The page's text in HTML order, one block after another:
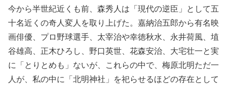
今から半世紀近くも前、森秀人は「現代の逆臣」として五
十名近くの奇人変人を取り上げた。嘉納治五郎から有名映
画俳優、プロ野球選手、太宰治や幸徳秋水、永井荷風、埴
谷雄高、正木ひろし、野口英世、花森安治、大宅壮一と実
に「とりとめも」ないが、これらの中で、梅原北明ただ一
人が、私の中に「北明神社」を祀らせるほどの存在として